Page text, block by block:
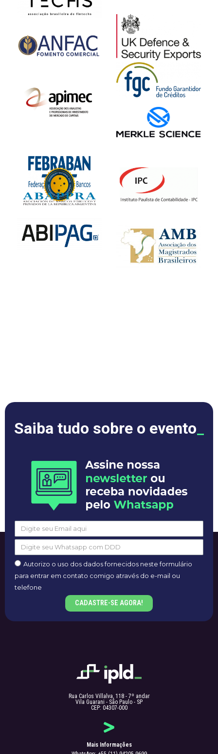
Saiba tudo sobre o evento
Autorizo o uso dos dados fornecidos neste formulário
para entrar em contato comigo através do e-mail ou
telefone
CADASTRE-SE AGORA!
Rua Carlos Villalva, 118 - 7º andar
Vila Guarani - São Paulo - SP
CEP: 04307-000
Mais Informações